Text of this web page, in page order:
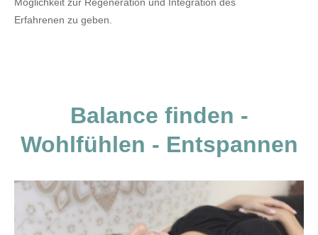
Möglichkeit zur Regeneration und Integration des
Erfahrenen zu geben.
Balance finden -
Wohlfühlen - Entspannen